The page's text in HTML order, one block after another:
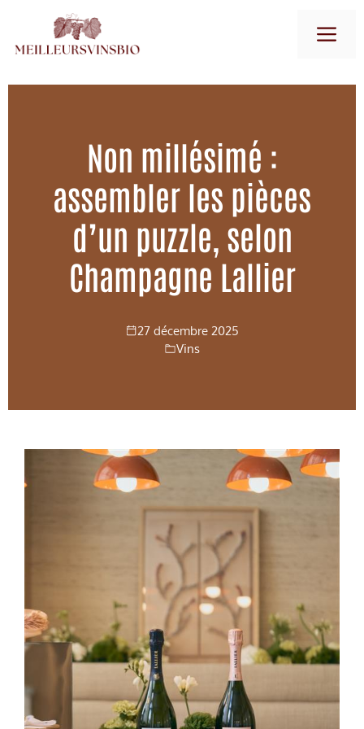
contenu
Non millésimé :
assembler les pièces
d’un puzzle, selon
Champagne Lallier
27 décembre 2025
Vins